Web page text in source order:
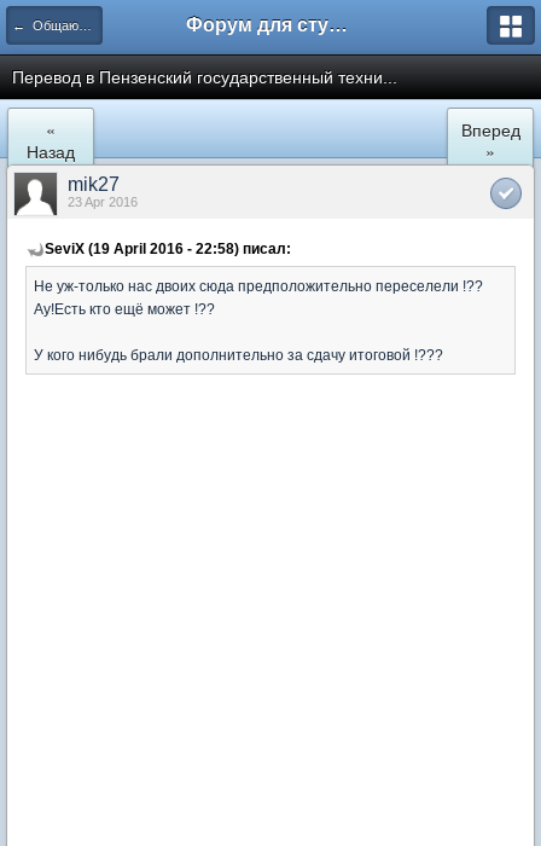
← Общаются информатики Форум для студента СГА
Перевод в Пензенский государственный техни...
«
Назад
Вперед
»
mik27
23 Apr 2016
SeviX (19 April 2016 - 22:58) писал:
Не уж-только нас двоих сюда предположительно переселели !??
Ау!Есть кто ещё может !??
У кого нибудь брали дополнительно за сдачу итоговой !???